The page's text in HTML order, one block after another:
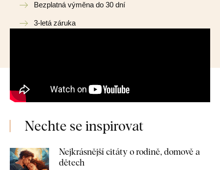
Bezplatná výměna do 30 dní
3-letá záruka
Nechte se inspirovat
Nejkrásnější citáty o rodině, domově a
dětech